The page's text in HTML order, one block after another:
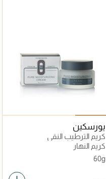
يورسكين
كريم الترطيب النقي
كريم النهار
60g